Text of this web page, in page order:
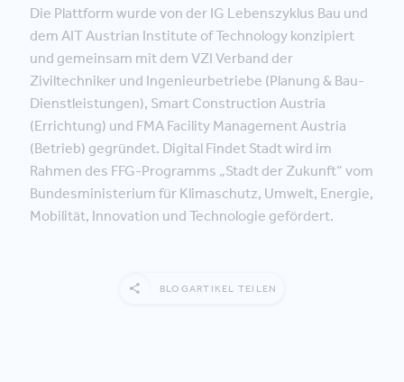
Die Plattform wurde von der IG Lebenszyklus Bau und
dem AIT Austrian Institute of Technology konzipiert
und gemeinsam mit dem VZI Verband der
Ziviltechniker und Ingenieurbetriebe (Planung & Bau-
Dienstleistungen), Smart Construction Austria
(Errichtung) und FMA Facility Management Austria
(Betrieb) gegründet. Digital Findet Stadt wird im
Rahmen des FFG-Programms „Stadt der Zukunft“ vom
Bundesministerium für Klimaschutz, Umwelt, Energie,
Mobilität, Innovation und Technologie gefördert.
BLOGARTIKEL TEILEN